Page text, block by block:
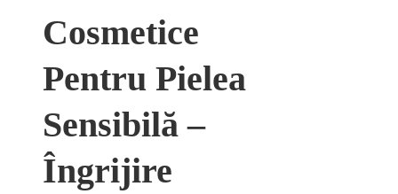
Cosmetice
Pentru Pielea
Sensibilă –
Îngrijire